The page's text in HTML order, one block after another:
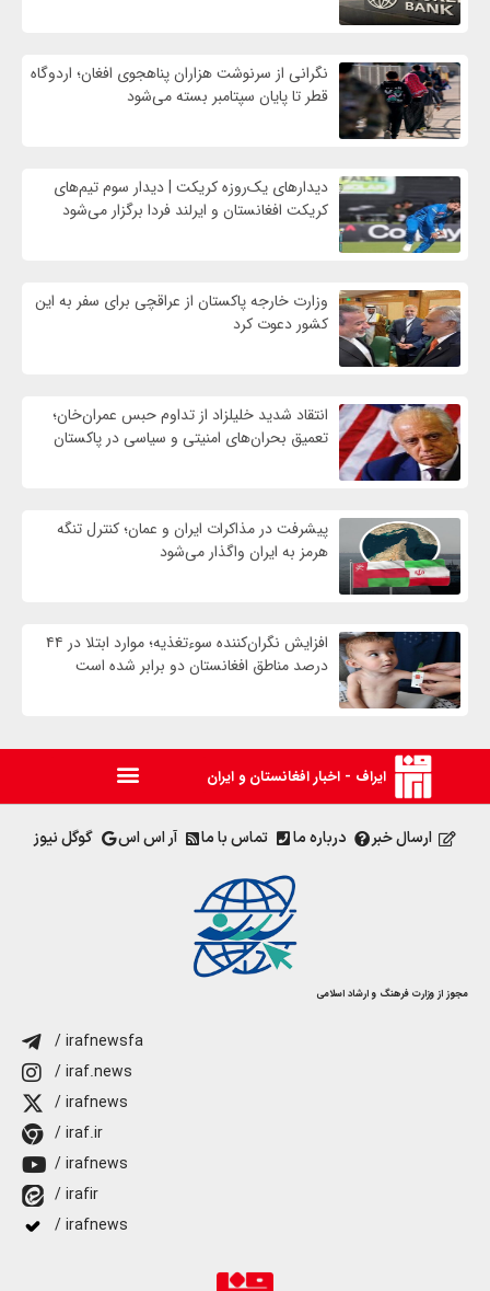
نگرانی از سرنوشت هزاران پناهجوی افغان؛ اردوگاه
قطر تا پایان سپتامبر بسته می‌شود
دیدارهای یک‌روزه کریکت | دیدار سوم تیم‌های
کریکت افغانستان و ایرلند فردا برگزار می‌شود
وزارت خارجه پاکستان از عراقچی برای سفر به این
کشور دعوت کرد
انتقاد شدید خلیلزاد از تداوم حبس عمران‌خان؛
تعمیق بحران‌های امنیتی و سیاسی در پاکستان
پیشرفت در مذاکرات ایران و عمان؛ کنترل تنگه
هرمز به ایران واگذار می‌شود
افزایش نگران‌کننده سوءتغذیه؛ موارد ابتلا در ۴۴
درصد مناطق افغانستان دو برابر شده است
ایراف - اخبار افغانستان و ایران
ارسال خبر درباره ما تماس با ما آر اس اس گوگل نیوز
مجوز از وزارت فرهنگ و ارشاد اسلامی
/ irafnewsfa
/ iraf.news
/ irafnews
/ iraf.ir
/ irafnews
/ irafir
/ irafnews